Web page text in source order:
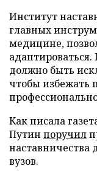
Институт
главных
медицине,
должно быть
чтобы избежать
Как писала
Путин поручил
вузов.